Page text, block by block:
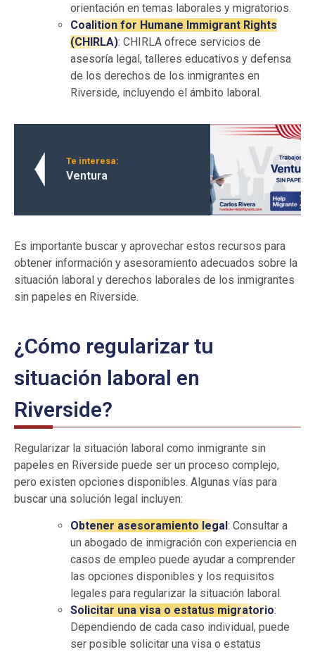
orientación en temas laborales y migratorios.
Coalition for Humane Immigrant Rights
(CHIRLA): CHIRLA ofrece servicios de
asesoría legal, talleres educativos y defensa
de los derechos de los inmigrantes en
Riverside, incluyendo el ámbito laboral.
Te interesa:
Ventura
Es importante buscar y aprovechar estos recursos para
obtener información y asesoramiento adecuados sobre la
situación laboral y derechos laborales de los inmigrantes
sin papeles en Riverside.
¿Cómo regularizar tu
situación laboral en
Riverside?
Regularizar la situación laboral como inmigrante sin
papeles en Riverside puede ser un proceso complejo,
pero existen opciones disponibles. Algunas vías para
buscar una solución legal incluyen:
Obtener asesoramiento legal : Consultar a
un abogado de inmigración con experiencia en
casos de empleo puede ayudar a comprender
las opciones disponibles y los requisitos
legales para regularizar la situación laboral.
Solicitar una visa o estatus migratorio:
Dependiendo de cada caso individual, puede
ser posible solicitar una visa o estatus